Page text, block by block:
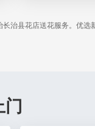
治县花店送花服务。优